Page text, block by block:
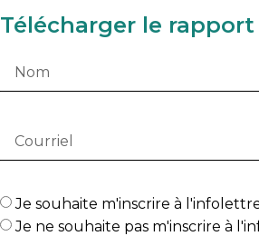
Télécharger le rapport
Je souhaite m'inscrire à
Je ne souhaite pas m'inscrire à